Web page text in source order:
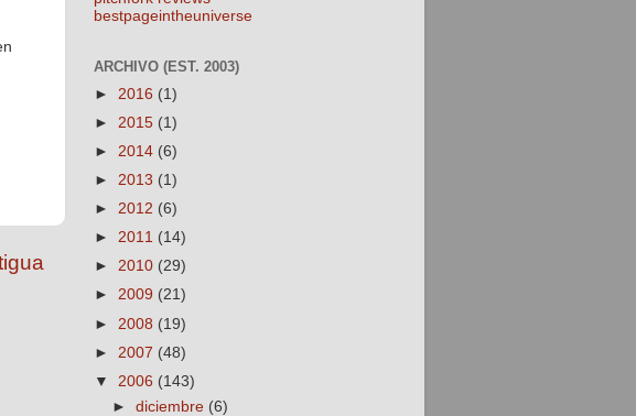
bestpageintheuniverse
ARCHIVO (EST. 2003)
► 2016 (1)
► 2015 (1)
► 2014 (6)
► 2013 (1)
► 2012 (6)
► 2011 (14)
► 2010 (29)
► 2009 (21)
► 2008 (19)
► 2007 (48)
▼ 2006 (143)
►diciembre (6)